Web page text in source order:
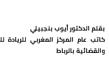
بقلم الدكتور أيوب بنجبيلي
كاتب عام المركز المغربي للريادة
والقضائية بالرباط